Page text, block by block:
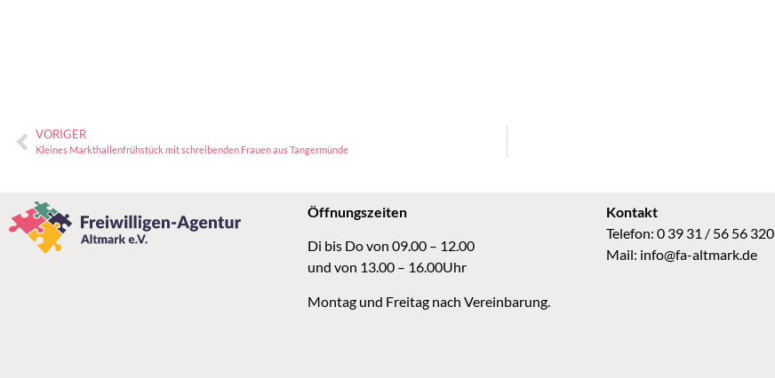
VORIGER
Kleines Markthallenfrühstück mit schreibenden Frauen aus Tangermünde
Öffnungszeiten
Di bis Do von 09.00 – 12.00
und von 13.00 – 16.00Uhr
Montag und Freitag nach Vereinbarung.
Kontakt
Telefon: 0 39 31 / 56 56 320
Mail: info@fa-altmark.de